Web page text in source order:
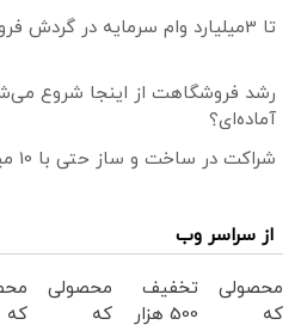
تا 3میلیارد وام سرمایه در گردش فروشندگان
رشد فروشگاهت از اینجا شروع
آماده‌ای؟
شراکت در ساخت و ساز حتی با 10 میلیون!
از سراسر وب
محصولی
که
تخفیف
500 هزار
محصولی
که
که